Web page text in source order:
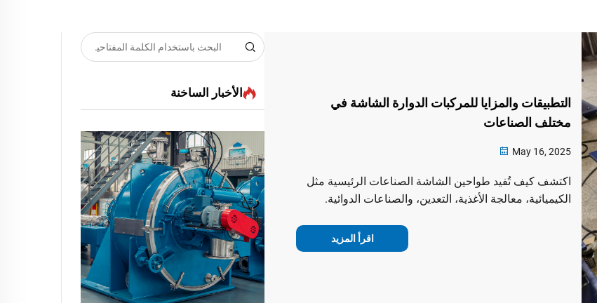
التطبيقات والمزايا للمركبات الدوارة الشاشة في
مختلف الصناعات
May 16, 2025
اكتشف كيف تُفيد طواحين الشاشة الصناعات الرئيسية مثل
الكيميائية، معالجة الأغذية، التعدين، والصناعات الدوائية.
اقرأ المزيد
الأخبار الساخنة